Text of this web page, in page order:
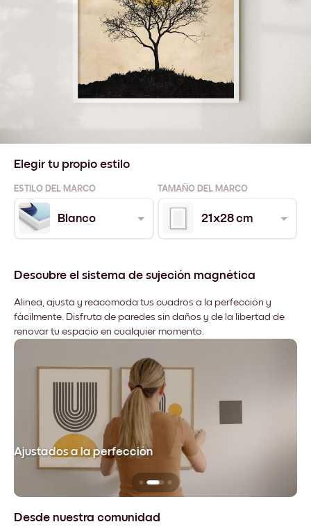
Elegir tu propio estilo
ESTILO DEL MARCO TAMAÑO DEL MARCO
Blanco 21x28 cm
Descubre el sistema de sujeción magnética
Alinea, ajusta y reacomoda tus cuadros a la perfección y
fácilmente. Disfruta de paredes sin daños y de la libertad de
renovar tu espacio en cualquier momento.
Ajustados a la perfección
Desde nuestra comunidad